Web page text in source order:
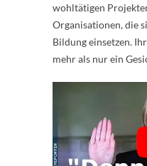
wohltätigen
Organisationen, die
Bildung einsetzen.
mehr als nur ein